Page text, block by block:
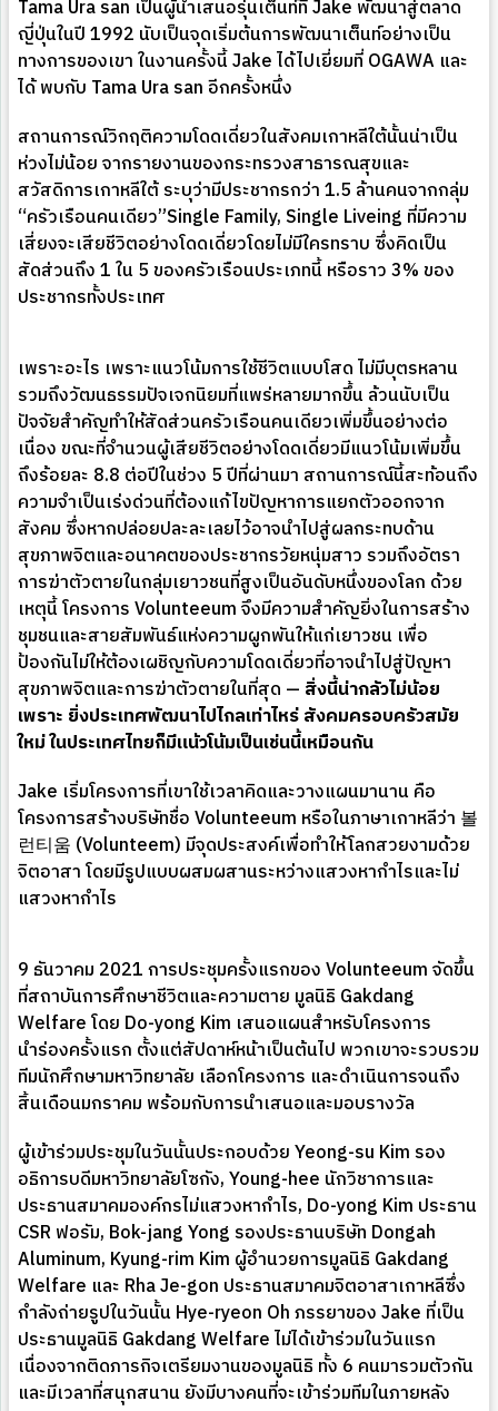
Tama Ura san เป็นผู้นำเสนอรุ่นเต็นท์ที่ Jake พัฒนาสู่ตลาด
ญี่ปุ่นในปี 1992 นับเป็นจุดเริ่มต้นการพัฒนาเต็นท์อย่างเป็น
ทางการของเขา ในงานครั้งนี้ Jake ได้ไปเยี่ยมที่ OGAWA และ
ได้ พบกับ Tama Ura san อีกครั้งหนึ่ง
สถานการณ์วิกฤติความโดดเดี่ยวในสังคมเกาหลีใต้นั้นน่าเป็น
ห่วงไม่น้อย จากรายงานของกระทรวงสาธารณสุขและ
สวัสดิการเกาหลีใต้ ระบุว่ามีประชากรกว่า 1.5 ล้านคนจากกลุ่ม
“ครัวเรือนคนเดียว”Single Family, Single Liveing ที่มีความ
เสี่ยงจะเสียชีวิตอย่างโดดเดี่ยวโดยไม่มีใครทราบ ซึ่งคิดเป็น
สัดส่วนถึง 1 ใน 5 ของครัวเรือนประเภทนี้ หรือราว 3% ของ
ประชากรทั้งประเทศ
เพราะอะไร เพราะแนวโน้มการใช้ชีวิตแบบโสด ไม่มีบุตรหลาน
รวมถึงวัฒนธรรมปัจเจกนิยมที่แพร่หลายมากขึ้น ล้วนนับเป็น
ปัจจัยสำคัญทำให้สัดส่วนครัวเรือนคนเดียวเพิ่มขึ้นอย่างต่อ
เนื่อง ขณะที่จำนวนผู้เสียชีวิตอย่างโดดเดี่ยวมีแนวโน้มเพิ่มขึ้น
ถึงร้อยละ 8.8 ต่อปีในช่วง 5 ปีที่ผ่านมา สถานการณ์นี้สะท้อนถึง
ความจำเป็นเร่งด่วนที่ต้องแก้ไขปัญหาการแยกตัวออกจาก
สังคม ซึ่งหากปล่อยปละละเลยไว้อาจนำไปสู่ผลกระทบด้าน
สุขภาพจิตและอนาคตของประชากรวัยหนุ่มสาว รวมถึงอัตรา
การฆ่าตัวตายในกลุ่มเยาวชนที่สูงเป็นอันดับหนึ่งของโลก ด้วย
เหตุนี้ โครงการ Volunteeum จึงมีความสำคัญยิ่งในการสร้าง
ชุมชนและสายสัมพันธ์แห่งความผูกพันให้แก่เยาวชน เพื่อ
ป้องกันไม่ให้ต้องเผชิญกับความโดดเดี่ยวที่อาจนำไปสู่ปัญหา
สุขภาพจิตและการฆ่าตัวตายในที่สุด — สิ่งนี้น่ากลัวไม่น้อย
เพราะ ยิ่งประเทศพัฒนาไปไกลเท่าไหร่ สังคมครอบครัวสมัย
ใหม่ ในประเทศไทยก็มีแน้วโน้มเป็นเช่นนี้เหมือนกัน
Jake เริ่มโครงการที่เขาใช้เวลาคิดและวางแผนมานาน คือ
โครงการสร้างบริษัทชื่อ Volunteeum หรือในภาษาเกาหลีว่า 볼
런티움 (Volunteem) มีจุดประสงค์เพื่อทำให้โลกสวยงามด้วย
จิตอาสา โดยมีรูปแบบผสมผสานระหว่างแสวงหากำไรและไม่
แสวงหากำไร
9 ธันวาคม 2021 การประชุมครั้งแรกของ Volunteeum จัดขึ้น
ที่สถาบันการศึกษาชีวิตและความตาย มูลนิธิ Gakdang
Welfare โดย Do-yong Kim เสนอแผนสำหรับโครงการ
นำร่องครั้งแรก ตั้งแต่สัปดาห์หน้าเป็นต้นไป พวกเขาจะรวบรวม
ทีมนักศึกษามหาวิทยาลัย เลือกโครงการ และดำเนินการจนถึง
สิ้นเดือนมกราคม พร้อมกับการนำเสนอและมอบรางวัล
ผู้เข้าร่วมประชุมในวันนั้นประกอบด้วย Yeong-su Kim รอง
อธิการบดีมหาวิทยาลัยโซกัง, Young-hee นักวิชาการและ
ประธานสมาคมองค์กรไม่แสวงหากำไร, Do-yong Kim ประธาน
CSR ฟอรัม, Bok-jang Yong รองประธานบริษัท Dongah
Aluminum, Kyung-rim Kim ผู้อำนวยการมูลนิธิ Gakdang
Welfare และ Rha Je-gon ประธานสมาคมจิตอาสาเกาหลีซึ่ง
กำลังถ่ายรูปในวันนั้น Hye-ryeon Oh ภรรยาของ Jake ที่เป็น
ประธานมูลนิธิ Gakdang Welfare ไม่ได้เข้าร่วมในวันแรก
เนื่องจากติดภารกิจเตรียมงานของมูลนิธิ ทั้ง 6 คนมารวมตัวกัน
และมีเวลาที่สนุกสนาน ยังมีบางคนที่จะเข้าร่วมทีมในภายหลัง